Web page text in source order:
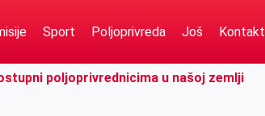
Sport Poljoprivreda Još Kontakt
poljoprivrednicima u našoj zemlji